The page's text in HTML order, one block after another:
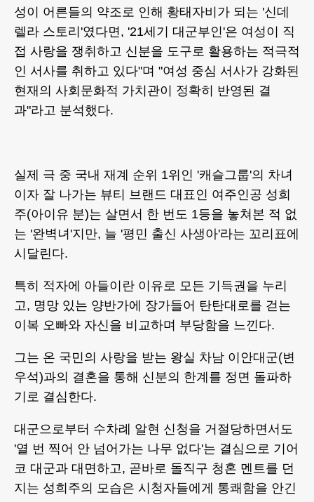
성이 어른들의 약조로 인해 황태자비가 되는 '신데
렐라 스토리'였다면, '21세기 대군부인'은 여성이 직
접 사랑을 쟁취하고 신분을 도구로 활용하는 적극적
인 서사를 취하고 있다"며 "여성 중심 서사가 강화된
현재의 사회문화적 가치관이 정확히 반영된 결
과"라고 분석했다.
실제 극 중 국내 재계 순위 1위인 '캐슬그룹'의 차녀
이자 잘 나가는 뷰티 브랜드 대표인 여주인공 성희
주(아이유 분)는 살면서 한 번도 1등을 놓쳐본 적 없
는 '완벽녀'지만, 늘 '평민 출신 사생아'라는 꼬리표에
시달린다.
특히 적자에 아들이란 이유로 모든 기득권을 누리
고, 명망 있는 양반가에 장가들어 탄탄대로를 걷는
이복 오빠와 자신을 비교하며 부당함을 느낀다.
그는 온 국민의 사랑을 받는 왕실 차남 이안대군(변
우석)과의 결혼을 통해 신분의 한계를 정면 돌파하
기로 결심한다.
대군으로부터 수차례 알현 신청을 거절당하면서도
'열 번 찍어 안 넘어가는 나무 없다'는 결심으로 기어
코 대군과 대면하고, 곧바로 돌직구 청혼 멘트를 던
지는 성희주의 모습은 시청자들에게 통쾌함을 안긴